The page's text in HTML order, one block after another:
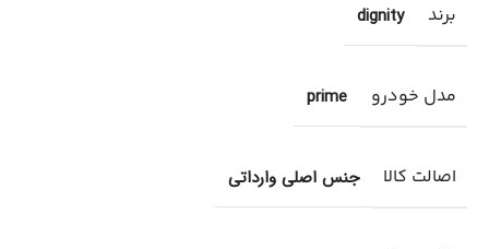
برند dignity
مدل خودرو prime
اصالت کالا جنس اصلی وارداتی